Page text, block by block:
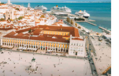
AEROPORTO